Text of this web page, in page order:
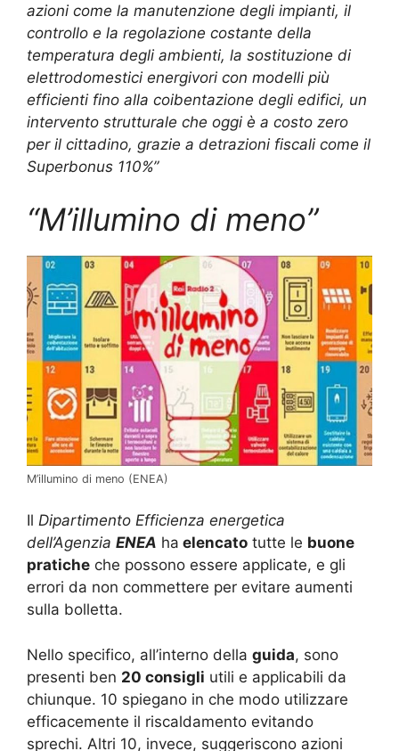
azioni come la manutenzione degli impianti, il
controllo e la regolazione costante della
temperatura degli ambienti, la sostituzione di
elettrodomestici energivori con modelli più
efficienti fino alla coibentazione degli edifici, un
intervento strutturale che oggi è a costo zero
per il cittadino, grazie a detrazioni fiscali come il
Superbonus 110%”
“M’illumino di meno”
M’illumino di meno (ENEA)
Il Dipartimento Efficienza energetica
dell’Agenzia ENEA ha elencato tutte le buone
pratiche che possono essere applicate, e gli
errori da non commettere per evitare aumenti
sulla bolletta.
Nello specifico, all’interno della guida, sono
presenti ben 20 consigli utili e applicabili da
chiunque. 10 spiegano in che modo utilizzare
efficacemente il riscaldamento evitando
sprechi. Altri 10, invece, suggeriscono azioni